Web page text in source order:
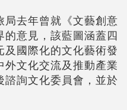
去年曾就《文藝創意
意見，該藍圖涵蓋四
國際化的文化藝術發
外文化交流及推動產業
詢文化委員會，並於